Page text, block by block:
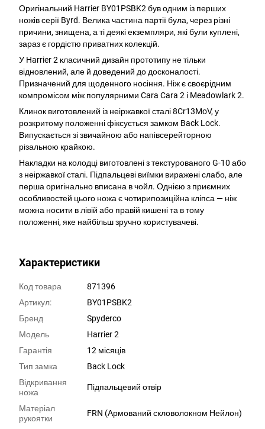
Оригінальний Harrier BY01PSBK2 був одним із перших
ножів серії Byrd. Велика частина партії була, через різні
причини, знищена, а ті деякі екземпляри, які були куплені,
зараз є гордістю приватних колекцій.
У Harrier 2 класичний дизайн прототипу не тільки
відновлений, але й доведений до досконалості.
Призначений для щоденного носіння. Ніж є своєрідним
компромісом між популярними Cara Cara 2 і Meadowlark 2.
Клинок виготовлений із неіржавкої сталі 8Cr13MoV, у
розкритому положенні фіксується замком Back Lock.
Випускається зі звичайною або напівсерейторною
різальною крайкою.
Накладки на колодці виготовлені з текстурованого G-10 або
з неіржавкої сталі. Підпальцеві виїмки виражені слабо, але
перша оригінально вписана в чойл. Однією з приємних
особливостей цього ножа є чотирипозиційна кліпса — ніж
можна носити в лівій або правій кишені та в тому
положенні, яке найбільш зручно користувачеві.
Характеристики
Код товара
871396
Артикул:
BY01PSBK2
Бренд
Spyderco
Модель
Harrier 2
Гарантія
12 місяців
Тип замка
Back Lock
Відкривання
ножа
Підпальцевий отвір
Матеріал
рукоятки
FRN (Армований скловолокном Нейлон)